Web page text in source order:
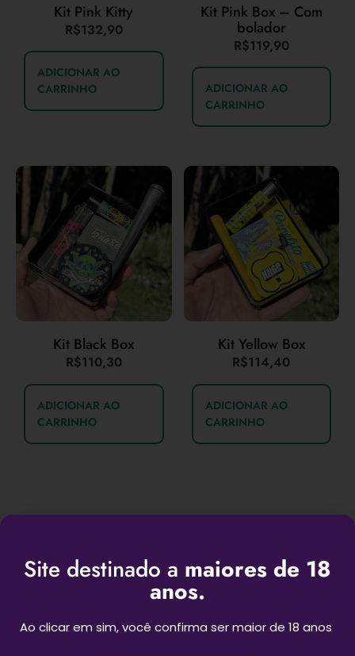
Kit Pink Kitty
R$132,90
ADICIONAR AO
CARRINHO
Kit Pink Box – Com
bolador
R$119,90
ADICIONAR AO
CARRINHO
Kit Black Box
R$110,30
ADICIONAR AO
CARRINHO
Kit Yellow Box
R$114,40
ADICIONAR AO
CARRINHO
Site destinado a maiores de 18
anos.
Ao clicar em sim, você confirma ser maior de 18 anos